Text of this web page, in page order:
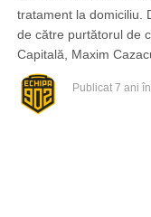
tratament la domiciliu.
de către purtătorul de
Capitală, Maxim
Publicat 7 ani